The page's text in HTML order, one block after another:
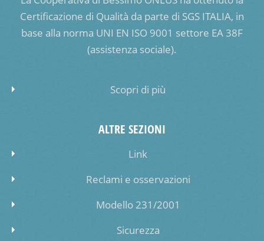
Certificazione di Qualità da parte di SGS ITALIA, in
base alla norma UNI EN ISO 9001 settore EA 38F
(assistenza sociale).
Scopri di più
ALTRE SEZIONI
Link
Reclami e osservazioni
Modello 231/2001
Sicurezza